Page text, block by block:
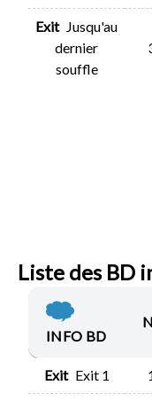
Exit Jusqu'au
dernier
souffle
Liste des BD
INFO BD
Exit Exit 1